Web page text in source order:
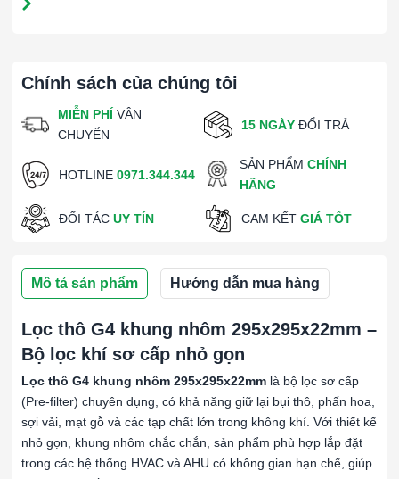
Chính sách của chúng tôi
MIỄN PHÍ VẬN
CHUYỂN
15 NGÀY ĐỔI TRẢ
HOTLINE 0971.344.344
SẢN PHẨMCHÍNH
HÃNG
ĐỐI TÁC UY TÍN CAM KẾT GIÁ TỐT
Mô tả sản phẩm Hướng dẫn mua hàng
Lọc thô G4 khung nhôm 295x295x22mm –
Bộ lọc khí sơ cấp nhỏ gọn
Lọc thô G4 khung nhôm 295x295x22mm là bộ lọc sơ cấp
(Pre-filter) chuyên dụng, có khả năng giữ lại bụi thô, phấn hoa,
sợi vải, mạt gỗ và các tạp chất lớn trong không khí. Với thiết kế
nhỏ gọn, khung nhôm chắc chắn, sản phẩm phù hợp lắp đặt
trong các hệ thống HVAC và AHU có không gian hạn chế, giúp